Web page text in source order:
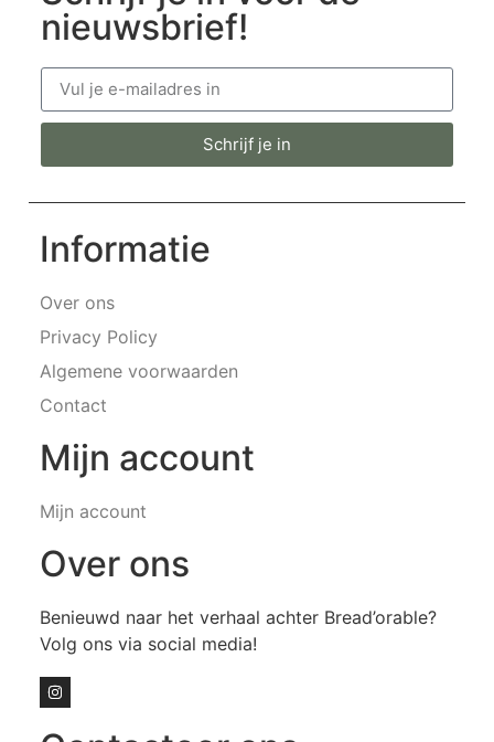
nieuwsbrief!
Schrijf je in
Informatie
Over ons
Privacy Policy
Algemene voorwaarden
Contact
Mijn account
Mijn account
Over ons
Benieuwd naar het verhaal achter Bread’orable?
Volg ons via social media!